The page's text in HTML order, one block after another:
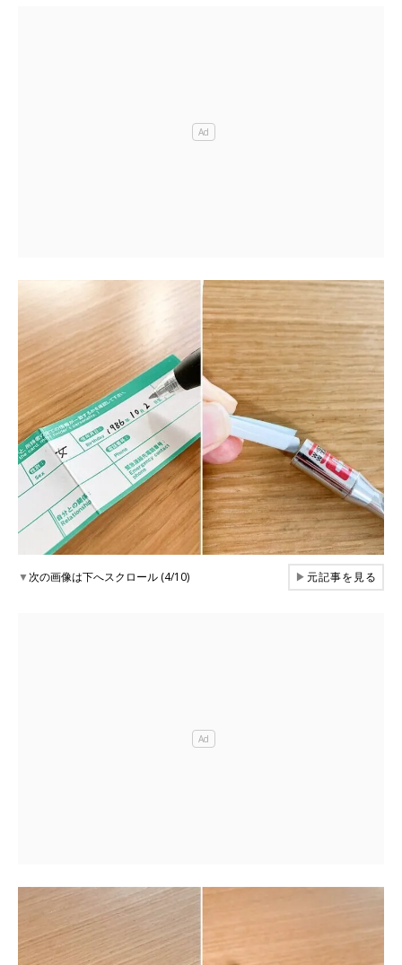
▼次の画像は下へスクロール (4/10) ▶元記事を見る